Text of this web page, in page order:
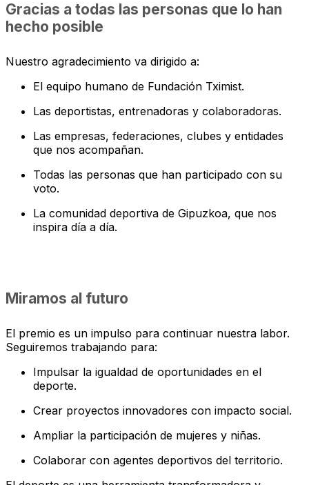
Gracias a todas las personas que lo han
hecho posible
Nuestro agradecimiento va dirigido a:
El equipo humano de Fundación Tximist.
Las deportistas, entrenadoras y colaboradoras.
Las empresas, federaciones, clubes y entidades
que nos acompañan.
Todas las personas que han participado con su
voto.
La comunidad deportiva de Gipuzkoa, que nos
inspira día a día.
Miramos al futuro
El premio es un impulso para continuar nuestra labor.
Seguiremos trabajando para:
Impulsar la igualdad de oportunidades en el
deporte.
Crear proyectos innovadores con impacto social.
Ampliar la participación de mujeres y niñas.
Colaborar con agentes deportivos del territorio.